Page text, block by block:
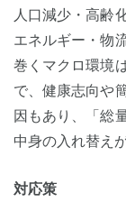
人口減少・高齢
エネルギー・物
巻くマクロ環境
で、健康志向や
因もあり、「総
中身の入れ替え
対応策